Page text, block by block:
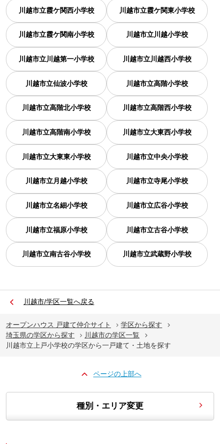
川越市立霞ケ関西小学校 川越市立霞ケ関東小学校
川越市立霞ケ関南小学校 川越市立川越小学校
川越市立川越第一小学校 川越市立川越西小学校
川越市立仙波小学校 川越市立高階小学校
川越市立高階北小学校 川越市立高階西小学校
川越市立高階南小学校 川越市立大東西小学校
川越市立大東東小学校 川越市立中央小学校
川越市立月越小学校 川越市立寺尾小学校
川越市立名細小学校 川越市立広谷小学校
川越市立福原小学校 川越市立古谷小学校
川越市立南古谷小学校 川越市立武蔵野小学校
川越市/学区一覧へ戻る
オープンハウス 戸建て仲介サイト
学区から探す
埼玉県の学区から探す
川越市の学区一覧
川越市立上戸小学校の学区から一戸建て・土地を探す
ページの上部へ
種別・エリア変更